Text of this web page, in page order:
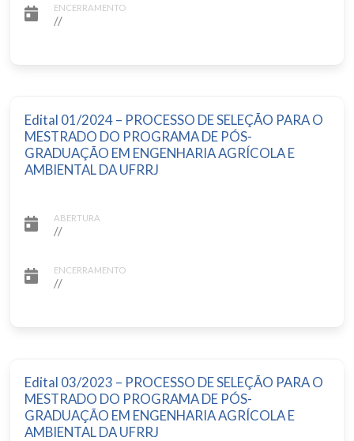
ENCERRAMENTO
//
Edital 01/2024 – PROCESSO DE SELEÇÃO PARA O
MESTRADO DO PROGRAMA DE PÓS-
GRADUAÇÃO EM ENGENHARIA AGRÍCOLA E
AMBIENTAL DA UFRRJ
ABERTURA
//
ENCERRAMENTO
//
Edital 03/2023 – PROCESSO DE SELEÇÃO PARA O
MESTRADO DO PROGRAMA DE PÓS-
GRADUAÇÃO EM ENGENHARIA AGRÍCOLA E
AMBIENTAL DA UFRRJ